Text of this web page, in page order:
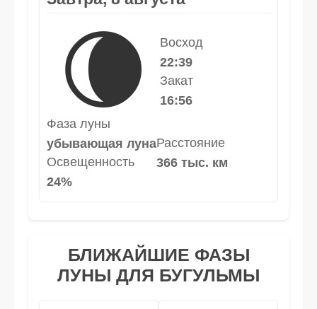
🌘
Восход
22:39
Закат
16:56
Фаза луны
убывающая луна
Освещенность
24%
Расстояние
366 тыс. км
БЛИЖАЙШИЕ ФАЗЫ
ЛУНЫ ДЛЯ БУГУЛЬМЫ